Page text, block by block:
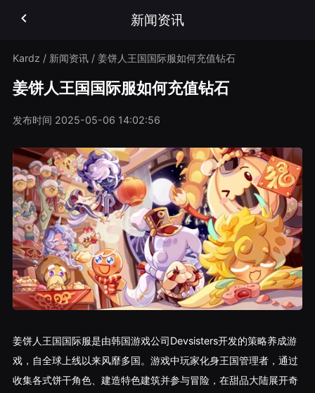
新闻资讯
Kardz / 新闻资讯 / 姜饼人王国国际服如何充值钻石
姜饼人王国国际服如何充值钻石
发布时间 2025-05-06 14:02:56
姜饼人王国国际服是由韩国游戏公司Devsisters开发的策略养成游
戏，自全球上线以来风靡多国。游戏中玩家化身王国管理者，通过
收集各式饼干角色、建造特色建筑并参与冒险，在甜品大陆展开奇